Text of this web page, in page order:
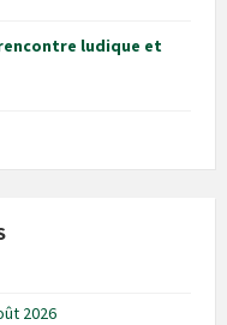
ludique et
2026